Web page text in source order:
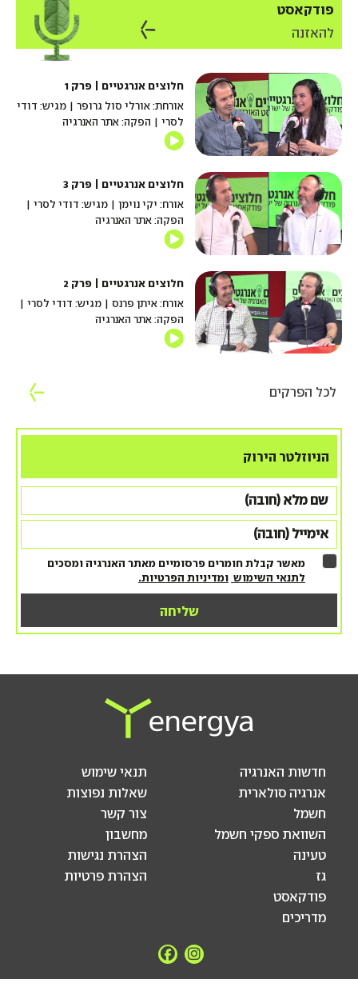
פודקאסט
להאזנה
חלוצים אנרגטיים | פרק 1
אורחת: אורלי סול גרופר | מגיש: דודי
לסרי | הפקה: אתר האנרגיה
חלוצים אנרגטיים | פרק 3
אורח: יקי נוימן | מגיש: דודי לסרי |
הפקה: אתר האנרגיה
חלוצים אנרגטיים | פרק 2
אורח: איתן פרנס | מגיש: דודי לסרי |
הפקה: אתר האנרגיה
לכל הפרקים
הניוזלטר הירוק
מאשר קבלת חומרים פרסומיים מאתר האנרגיה ומסכים
לתנאי השימוש ומדיניות הפרטיות.
חדשות האנרגיה
אנרגיה סולארית
חשמל
השוואת ספקי חשמל
טעינה
גז
פודקאסט
מדריכים
תנאי שימוש
שאלות נפוצות
צור קשר
מחשבון
הצהרת נגישות
הצהרת פרטיות